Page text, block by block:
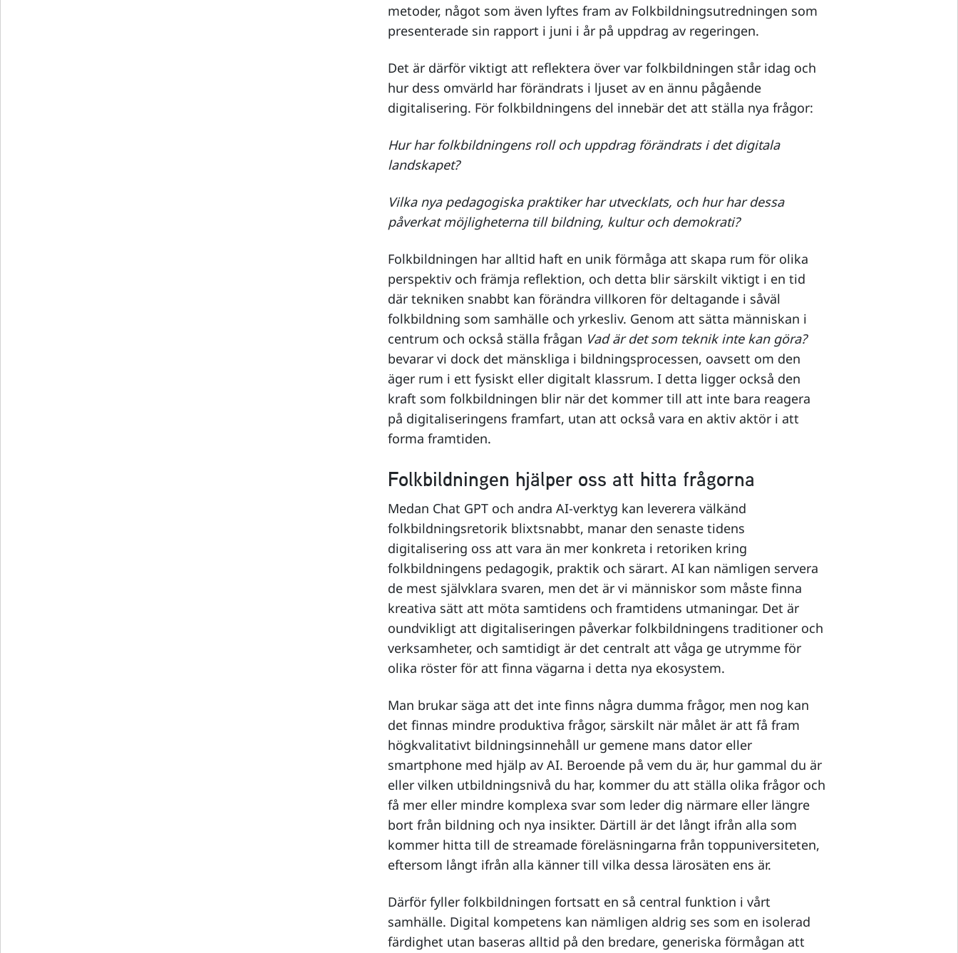
metoder, något som även lyftes fram av Folkbildningsutredningen som
presenterade sin rapport i juni i år på uppdrag av regeringen.
Det är därför viktigt att reflektera över var folkbildningen står idag och
hur dess omvärld har förändrats i ljuset av en ännu pågående
digitalisering. För folkbildningens del innebär det att ställa nya frågor:
Hur har folkbildningens roll och uppdrag förändrats i det digitala
landskapet?
Vilka nya pedagogiska praktiker har utvecklats, och hur har dessa
påverkat möjligheterna till bildning, kultur och demokrati?
Folkbildningen har alltid haft en unik förmåga att skapa rum för olika
perspektiv och främja reflektion, och detta blir särskilt viktigt i en tid
där tekniken snabbt kan förändra villkoren för deltagande i såväl
folkbildning som samhälle och yrkesliv. Genom att sätta människan i
centrum och också ställa frågan Vad är det som teknik inte kan göra?
bevarar vi dock det mänskliga i bildningsprocessen, oavsett om den
äger rum i ett fysiskt eller digitalt klassrum. I detta ligger också den
kraft som folkbildningen blir när det kommer till att inte bara reagera
på digitaliseringens framfart, utan att också vara en aktiv aktör i att
forma framtiden.
Folkbildningen hjälper oss att hitta frågorna
Medan Chat GPT och andra AI-verktyg kan leverera välkänd
folkbildningsretorik blixtsnabbt, manar den senaste tidens
digitalisering oss att vara än mer konkreta i retoriken kring
folkbildningens pedagogik, praktik och särart. AI kan nämligen servera
de mest självklara svaren, men det är vi människor som måste finna
kreativa sätt att möta samtidens och framtidens utmaningar. Det är
oundvikligt att digitaliseringen påverkar folkbildningens traditioner och
verksamheter, och samtidigt är det centralt att våga ge utrymme för
olika röster för att finna vägarna i detta nya ekosystem.
Man brukar säga att det inte finns några dumma frågor, men nog kan
det finnas mindre produktiva frågor, särskilt när målet är att få fram
högkvalitativt bildningsinnehåll ur gemene mans dator eller
smartphone med hjälp av AI. Beroende på vem du är, hur gammal du är
eller vilken utbildningsnivå du har, kommer du att ställa olika frågor och
få mer eller mindre komplexa svar som leder dig närmare eller längre
bort från bildning och nya insikter. Därtill är det långt ifrån alla som
kommer hitta till de streamade föreläsningarna från toppuniversiteten,
eftersom långt ifrån alla känner till vilka dessa lärosäten ens är.
Därför fyller folkbildningen fortsatt en så central funktion i vårt
samhälle. Digital kompetens kan nämligen aldrig ses som en isolerad
färdighet utan baseras alltid på den bredare, generiska förmågan att